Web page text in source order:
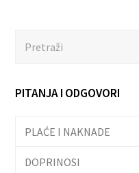
PITANJA I ODGOVORI
PLAĆE I NAKNADE
DOPRINOSI